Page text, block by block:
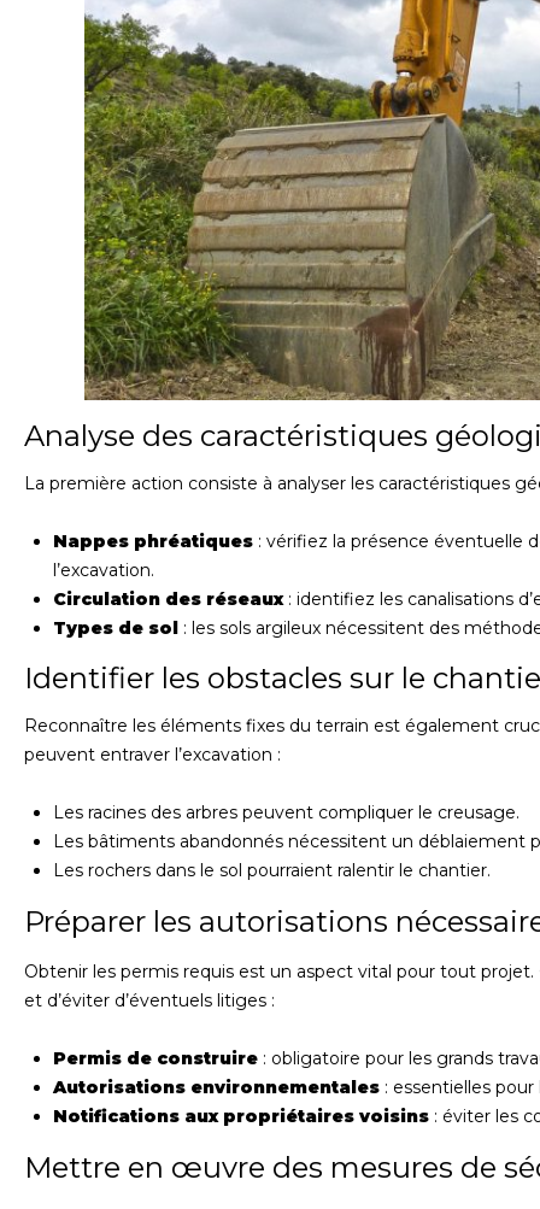
Analyse des caractéristiques
La première action consiste à analyser les caractéristiques
Nappes phréatiques : vérifiez la présence éventuelle
l’excavation.
Circulation des réseaux: identifiez les canalisations
Types de sol : les sols argileux nécessitent des
Identifier les obstacles sur le
Reconnaître les éléments fixes du terrain est également
peuvent entraver l’excavation :
Les racines des arbres peuvent compliquer le creusage.
Les bâtiments abandonnés nécessitent un déblaiement
Les rochers dans le sol pourraient ralentir le chantier.
Préparer les autorisations
Obtenir les permis requis est un aspect vital pour tout
et d’éviter d’éventuels litiges :
Permis de construire : obligatoire pour les grands
Autorisations environnementales : essentielles pour
Notifications aux propriétaires voisins : éviter les
Mettre en œuvre des mesures de